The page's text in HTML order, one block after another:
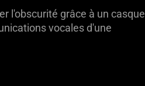
l'obscurité grâce à un casque
vocales d'une